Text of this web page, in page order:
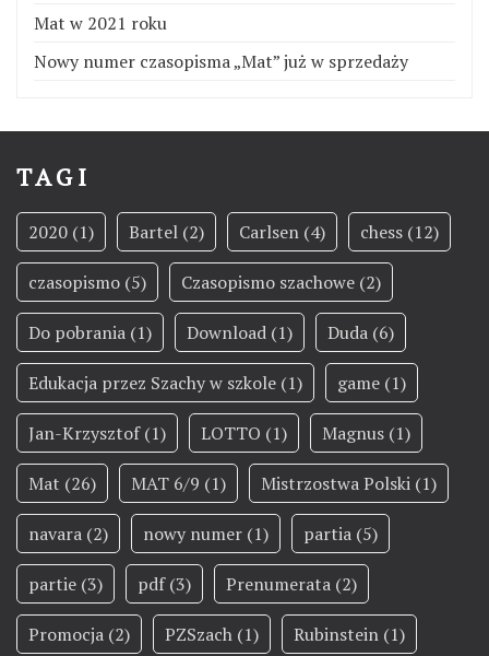
Mat w 2021 roku
Nowy numer czasopisma „Mat” już w sprzedaży
TAGI
2020 (1) Bartel (2) Carlsen (4) chess (12)
czasopismo (5) Czasopismo szachowe (2)
Do pobrania (1) Download (1) Duda (6)
Edukacja przez Szachy w szkole (1) game (1)
Jan-Krzysztof(1) LOTTO (1) Magnus (1)
Mat (26) MAT 6/9 (1) Mistrzostwa Polski (1)
navara (2) nowy numer (1) partia (5)
partie (3) pdf(3) Prenumerata (2)
Promocja (2) PZSzach (1) Rubinstein (1)